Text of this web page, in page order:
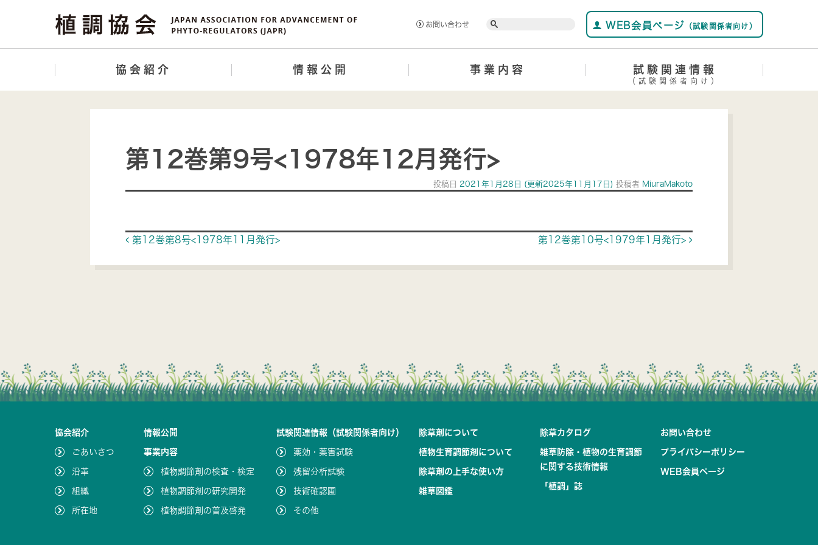
お問い合わせ Search WEB会員ページ （試験関係者向け）
協会紹介 情報公開 事業内容 試験関連情報
（試験関係者向け）
第12巻第9号<1978年12月発行>
投稿日 2021年1月28日 (更新2025年11月17日) 投稿者 MiuraMakoto
Post navigation
第12巻第8号<1978年11月発行> 第12巻第10号<1979年1月発行>
協会紹介
ごあいさつ
沿革
組織
所在地
情報公開
事業内容
植物調節剤の検査・検定
植物調節剤の研究開発
植物調節剤の普及啓発
試験関連情報（試験関係者向け）
薬効・薬害試験
残留分析試験
技術確認圃
その他
除草剤について
植物生育調節剤について
除草剤の上手な使い方
雑草図鑑
除草カタログ
雑草防除・植物の生育調節
に関する技術情報
「植調」誌
お問い合わせ
プライバシーポリシー
WEB会員ページ